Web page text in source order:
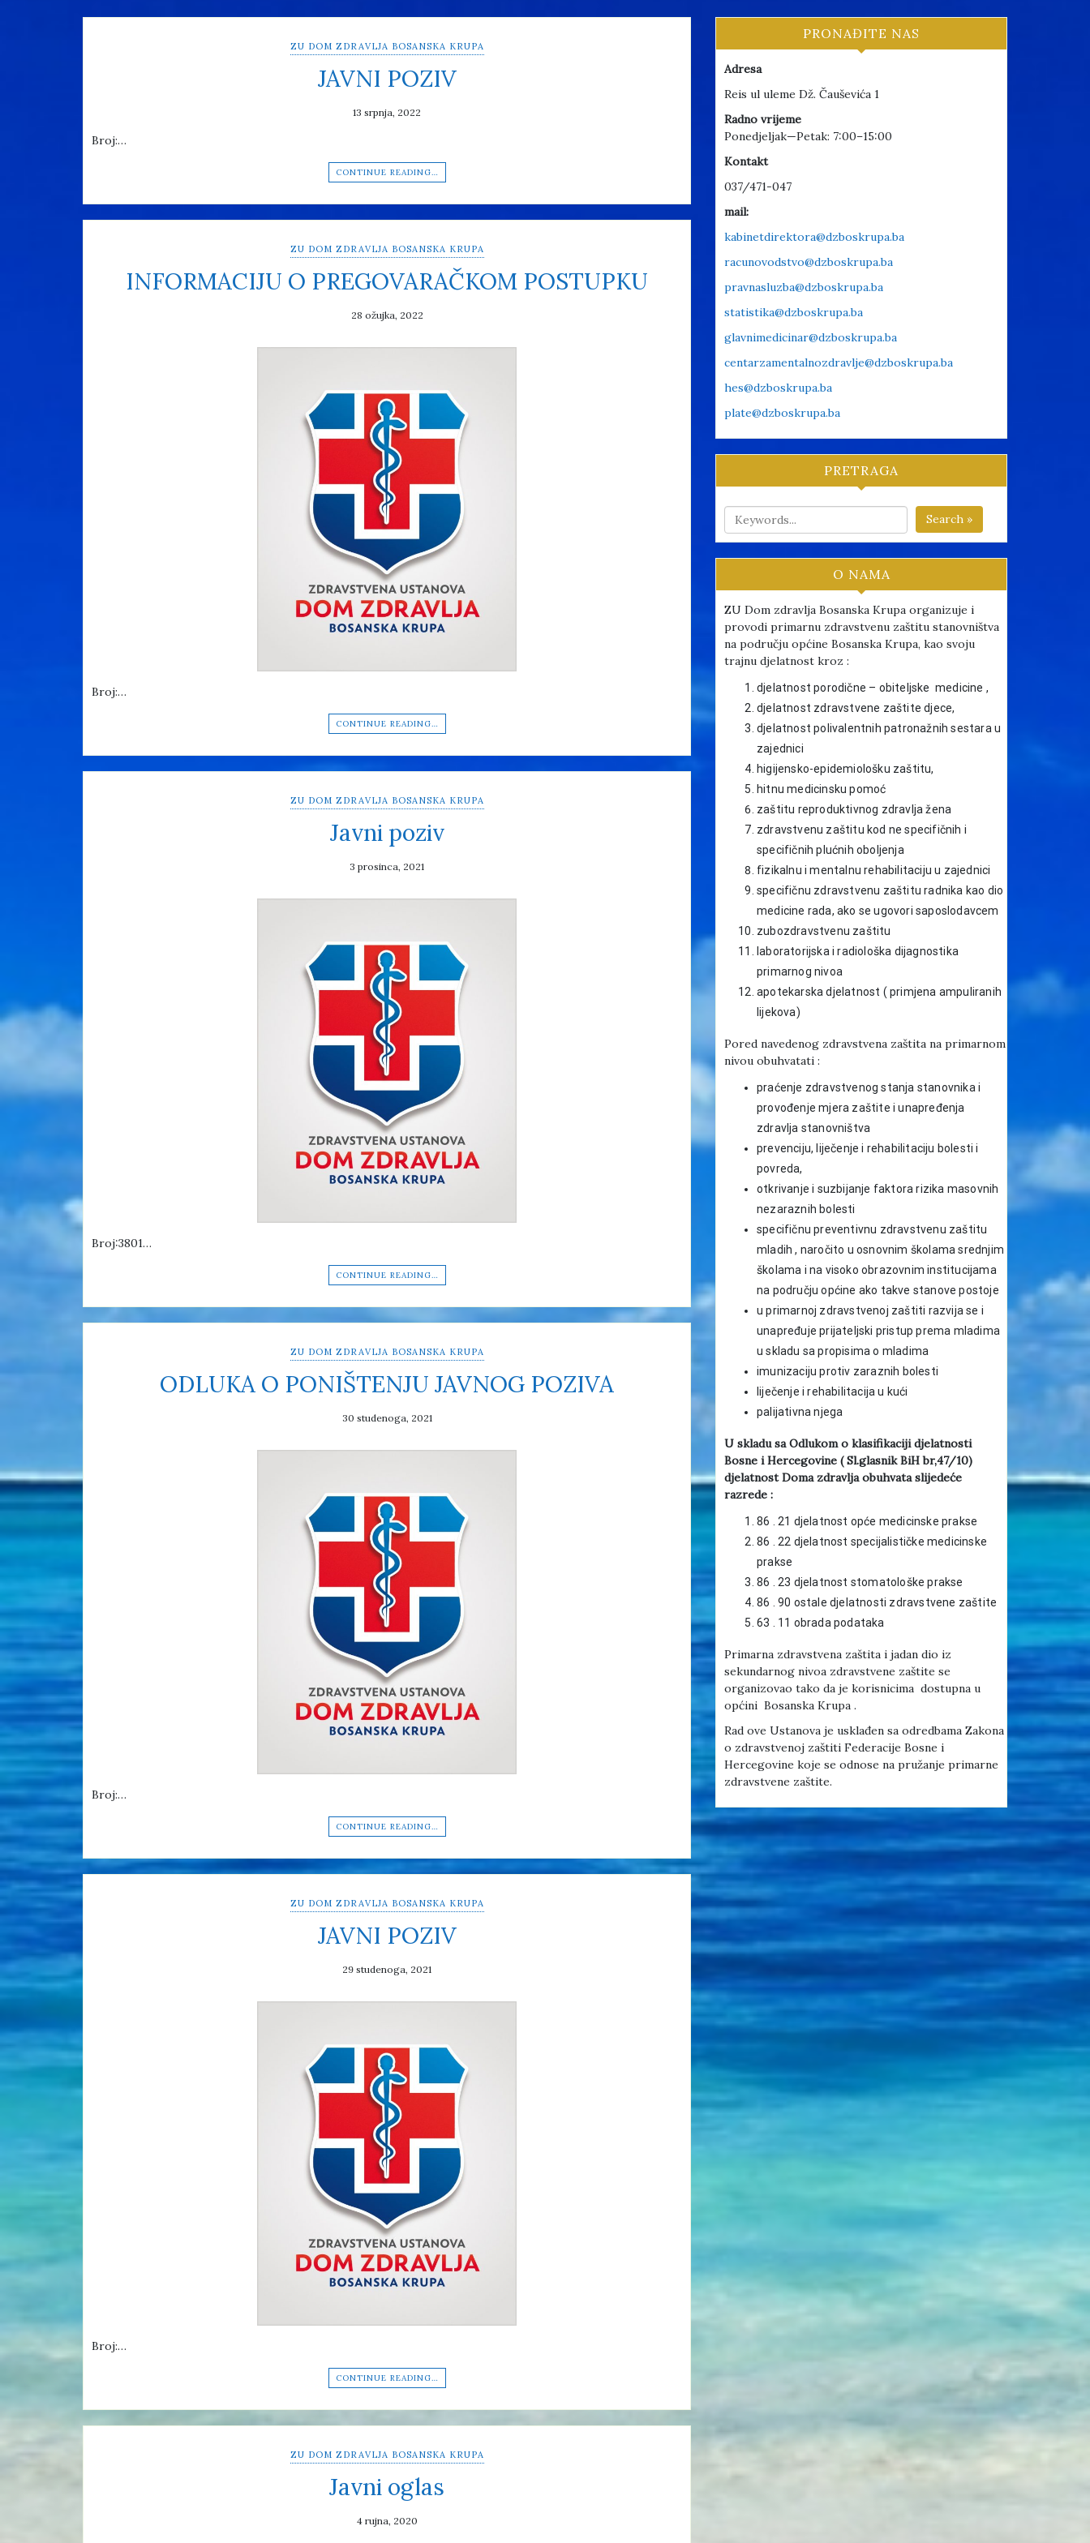
ZU DOM ZDRAVLJA BOSANSKA KRUPA
JAVNI POZIV
13 srpnja, 2022
Broj:…
CONTINUE READING…
ZU DOM ZDRAVLJA BOSANSKA KRUPA
INFORMACIJU O PREGOVARAČKOM POSTUPKU
28 ožujka, 2022
Broj:…
CONTINUE READING…
ZU DOM ZDRAVLJA BOSANSKA KRUPA
Javni poziv
3 prosinca, 2021
Broj:3801…
CONTINUE READING…
ZU DOM ZDRAVLJA BOSANSKA KRUPA
ODLUKA O PONIŠTENJU JAVNOG POZIVA
30 studenoga, 2021
Broj:…
CONTINUE READING…
ZU DOM ZDRAVLJA BOSANSKA KRUPA
JAVNI POZIV
29 studenoga, 2021
Broj:…
CONTINUE READING…
ZU DOM ZDRAVLJA BOSANSKA KRUPA
Javni oglas
4 rujna, 2020
PRONAĐITE NAS
Adresa
Reis ul uleme Dž. Čauševića 1
Radno vrijeme
Ponedjeljak—Petak: 7:00–15:00
Kontakt
037/471-047
mail:
kabinetdirektora@dzboskrupa.ba
racunovodstvo@dzboskrupa.ba
pravnasluzba@dzboskrupa.ba
statistika@dzboskrupa.ba
glavnimedicinar@dzboskrupa.ba
centarzamentalnozdravlje@dzboskrupa.ba
hes@dzboskrupa.ba
plate@dzboskrupa.ba
PRETRAGA
Search »
O NAMA
ZU Dom zdravlja Bosanska Krupa organizuje i
provodi primarnu zdravstvenu zaštitu stanovništva
na području općine Bosanska Krupa, kao svoju
trajnu djelatnost kroz :
djelatnost porodične – obiteljske medicine ,
djelatnost zdravstvene zaštite djece,
djelatnost polivalentnih patronažnih sestara u
zajednici
higijensko-epidemiološku zaštitu,
hitnu medicinsku pomoć
zaštitu reproduktivnog zdravlja žena
zdravstvenu zaštitu kod ne specifičnih i
specifičnih plućnih oboljenja
fizikalnu i mentalnu rehabilitaciju u zajednici
specifičnu zdravstvenu zaštitu radnika kao dio
medicine rada, ako se ugovori saposlodavcem
zubozdravstvenu zaštitu
laboratorijska i radiološka dijagnostika
primarnog nivoa
apotekarska djelatnost ( primjena ampuliranih
lijekova)
Pored navedenog zdravstvena zaštita na primarnom
nivou obuhvatati :
praćenje zdravstvenog stanja stanovnika i
provođenje mjera zaštite i unapređenja
zdravlja stanovništva
prevenciju, liječenje i rehabilitaciju bolesti i
povreda,
otkrivanje i suzbijanje faktora rizika masovnih
nezaraznih bolesti
specifičnu preventivnu zdravstvenu zaštitu
mladih , naročito u osnovnim školama srednjim
školama i na visoko obrazovnim institucijama
na području općine ako takve stanove postoje
u primarnoj zdravstvenoj zaštiti razvija se i
unapređuje prijateljski pristup prema mladima
u skladu sa propisima o mladima
imunizaciju protiv zaraznih bolesti
liječenje i rehabilitacija u kući
palijativna njega
U skladu sa Odlukom o klasifikaciji djelatnosti
Bosne i Hercegovine ( Sl.glasnik BiH br,47/10)
djelatnost Doma zdravlja obuhvata slijedeće
razrede :
86 . 21 djelatnost opće medicinske prakse
86 . 22 djelatnost specijalističke medicinske
prakse
86 . 23 djelatnost stomatološke prakse
86 . 90 ostale djelatnosti zdravstvene zaštite
63 . 11 obrada podataka
Primarna zdravstvena zaštita i jadan dio iz
sekundarnog nivoa zdravstvene zaštite se
organizovao tako da je korisnicima dostupna u
općini Bosanska Krupa .
Rad ove Ustanova je usklađen sa odredbama Zakona
o zdravstvenoj zaštiti Federacije Bosne i
Hercegovine koje se odnose na pružanje primarne
zdravstvene zaštite.